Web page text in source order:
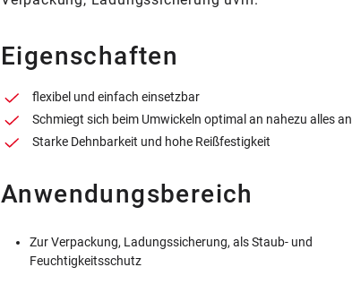
Eigenschaften
flexibel und einfach einsetzbar
Schmiegt sich beim Umwickeln optimal an nahezu alles an
Starke Dehnbarkeit und hohe Reißfestigkeit
Anwendungsbereich
Zur Verpackung, Ladungssicherung, als Staub- und
Feuchtigkeitsschutz